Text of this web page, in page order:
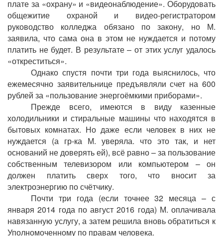
плате за «охрану» и «видеонаблюдение». Оборудовать
общежитие охраной и видео-регистратором
руководство колледжа обязано по закону, но М.
заявила, что сама она в этом не нуждается и потому
платить не будет. В результате – от этих услуг удалось
«откреститься».
Однако спустя почти три года выяснилось, что
ежемесячно заявительнице предъявляли счет на 600
рублей за «пользование энергоёмкими приборами».
Прежде всего, имеются в виду казенные
холодильники и стиральные машины что находятся в
бытовых комнатах. Но даже если человек в них не
нуждается (а гр-ка М. уверяла. что это так, и нет
оснований не доверять ей), всё равно – за пользование
собственным телевизором или компьютером – он
должен платить сверх того, что вносит за
электроэнергию по счётчику.
Почти три года (если точнее 32 месяца – с
января 2014 года по август 2016 года) М. оплачивала
навязанную услугу, а затем решила вновь обратиться к
Уполномоченному по правам человека.